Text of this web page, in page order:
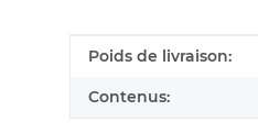
Poids de livraison:
Contenus: